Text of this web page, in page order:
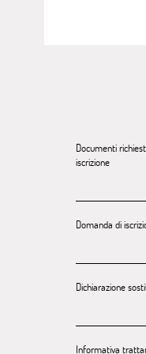
Documenti
iscrizione
Domanda di
Dichiarazione
Informativa